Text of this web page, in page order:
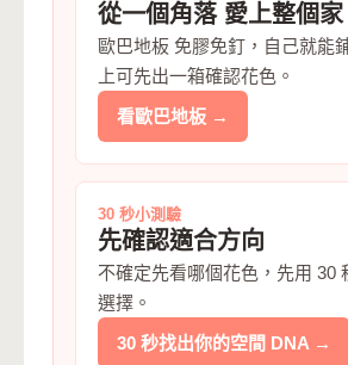
從一個角落 愛上整個家
歐巴地板 免膠免釘，自己就能
上可先出一箱確認花色。
看歐巴地板 →
30 秒小測驗
先確認適合方向
不確定先看哪個花色，先用 30
選擇。
30 秒找出你的空間 DNA →